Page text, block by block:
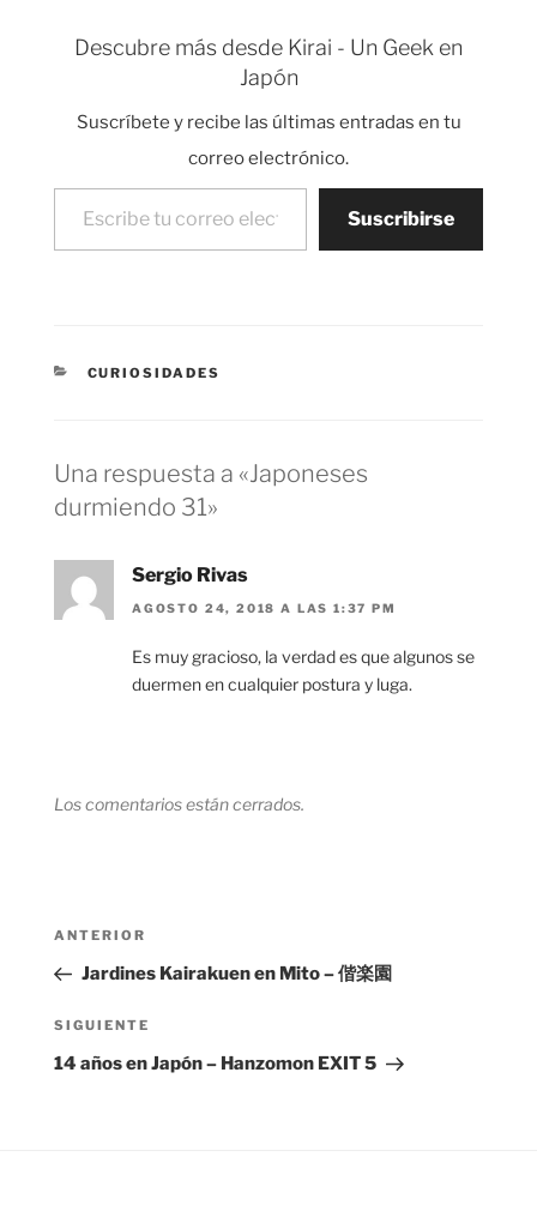
Japoneses durmiendo
Japoneses durmiendo
Japoneses durmiendo
1 Japoneses
Descubre más desde Kirai - Un Geek en
Japón
Suscríbete y recibe las últimas entradas en tu
correo electrónico.
Escribe tu correo electrónico…
Suscribirse
CATEGORÍAS
CURIOSIDADES
Una respuesta a «Japoneses
durmiendo 31»
Sergio Rivas
AGOSTO 24, 2018 A LAS 1:37 PM
Es muy gracioso, la verdad es que algunos se
duermen en cualquier postura y luga.
Los comentarios están cerrados.
Navegación
entradas
Entrada
anterior:
ANTERIOR
Jardines Kairakuen en Mito – 偕楽園
Siguiente
entrada
SIGUIENTE
14 años en Japón – Hanzomon EXIT 5